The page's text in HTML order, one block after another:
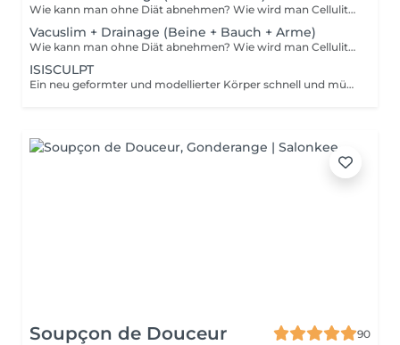
Wie kann man ohne Diät abnehmen? Wie wird man Cellulite los ganz ohne Sport? Und was, wenn deine Haut ganz natürlich schöner, glatter und straffer werden könnte? Entdecke Vacuslim 48 eine innovative, nicht-invasive Methode, die mit Vakuumverpackung arbeitet, um die natürlichen Funktionen deines Körpers zu stimulieren. Dank der schnellen und tiefen Aufnahme hochwirksamer Aktivstoffe sind sichtbare Ergebnisse bereits nach der ersten Anwendung möglich. Die Vorteile von Vacuslim 48: Sichtbare Reduktion von Cellulite Gezielte Körperformung Intensive Hautstraffung Seidige, glatte und elastische Haut Sichtbar gemilderte Dehnungsstreifen Bis zu 8 bis 19 cm Umfangsverlust (Durchschnitt mehrerer gemessener Zonen) nach nur einer Anwendung Kann als eigenständige Behandlung oder zwischen zwei Maderotherapie-Sitzungen angewendet werden, um die Ergebnisse zu maximieren und zu verlängern. Gönn deinem Körper eine umfassende Pflege ohne Schmerzen, ohne Sport, ohne Diät. Vacuslim 48 dein neues Ritual für eine schlankere Silhouette und strahlende Haut.
Vacuslim + Drainage (Beine + Bauch + Arme)
Wie kann man ohne Diät abnehmen? Wie wird man Cellulite los ganz ohne Sport? Und was, wenn deine Haut ganz natürlich schöner, glatter und straffer werden könnte? Entdecke Vacuslim 48 eine innovative, nicht-invasive Methode, die mit Vakuumverpackung arbeitet, um die natürlichen Funktionen deines Körpers zu stimulieren. Dank der schnellen und tiefen Aufnahme hochwirksamer Aktivstoffe sind sichtbare Ergebnisse bereits nach der ersten Anwendung möglich. Die Vorteile von Vacuslim 48: Sichtbare Reduktion von Cellulite Gezielte Körperformung Intensive Hautstraffung Seidige, glatte und elastische Haut Sichtbar gemilderte Dehnungsstreifen Bis zu 8 bis 19 cm Umfangsverlust (Durchschnitt mehrerer gemessener Zonen) nach nur einer Anwendung Kann als eigenständige Behandlung oder zwischen zwei Maderotherapie-Sitzungen angewendet werden, um die Ergebnisse zu maximieren und zu verlängern. Gönn deinem Körper eine umfassende Pflege ohne Schmerzen, ohne Sport, ohne Diät. Vacuslim 48 dein neues Ritual für eine schlankere Silhouette und strahlende Haut.
ISISCULPT
Ein neu geformter und modellierter Körper schnell und mühelos. Diese High-Tech-Behandlung nutzt die elektromagnetischen Felder von Isis Sculpt, um die Muskulatur zu stärken und die Silhouette zu verfeinern. Die Technologie basiert auf fokussierter elektromagnetischer Energie, die bis zu 20.000 tiefe Muskelkontraktionen auslöst ganz ohne Anstrengung. Diese Kontraktionen wirken bis zu 7 cm in die Tiefe. Ergebnisse: mehr Muskeln, gesteigerte Kraft und Energie, weniger Fett, reduzierte Toxine und Stress. Die Silhouette wird neu geformt, schlanker und straffer. Sichtbare Ergebnisse bereits ab der ersten Sitzung. Eine Kur von 6 Sitzungen wird empfohlen, um die Silhouette zu verschlanken und zu modellieren.
Soupçon de Douceur
90